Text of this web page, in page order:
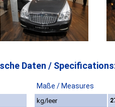
Daten /
Maße / Measures
kg/leer